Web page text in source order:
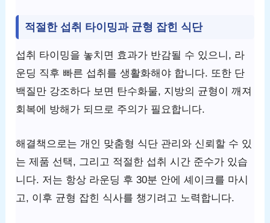
적절한 섭취 타이밍과 균형 잡힌 식단
섭취 타이밍을 놓치면 효과가 반감될 수 있으니, 라
운딩 직후 빠른 섭취를 생활화해야 합니다. 또한 단
백질만 강조하다 보면 탄수화물, 지방의 균형이 깨져
회복에 방해가 되므로 주의가 필요합니다.
해결책으로는 개인 맞춤형 식단 관리와 신뢰할 수 있
는 제품 선택, 그리고 적절한 섭취 시간 준수가 있습
니다. 저는 항상 라운딩 후 30분 안에 셰이크를 마시
고, 이후 균형 잡힌 식사를 챙기려고 노력합니다.